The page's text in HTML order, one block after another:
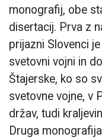
monografij, obe
disertacij. Prva z
prijazni Slovenci
svetovni vojni in
Štajerske, ko so
svetovne vojne, v
držav, tudi
Druga